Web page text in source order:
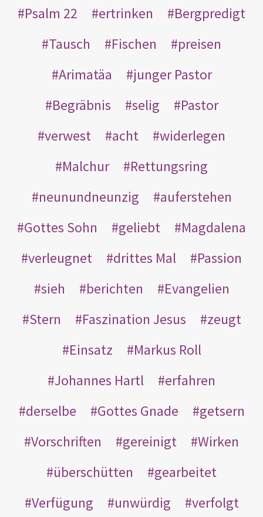
Psalm 22
ertrinken
Bergpredigt
Tausch
Fischen
preisen
Arimatäa
junger Pastor
Begräbnis
selig
Pastor
verwest
acht
widerlegen
Malchur
Rettungsring
neunundneunzig
auferstehen
Gottes Sohn
geliebt
Magdalena
verleugnet
drittes Mal
Passion
sieh
berichten
Evangelien
Stern
Faszination Jesus
zeugt
Einsatz
Markus Roll
Johannes Hartl
erfahren
derselbe
Gottes Gnade
getsern
Vorschriften
gereinigt
Wirken
überschütten
gearbeitet
Verfügung
unwürdig
verfolgt